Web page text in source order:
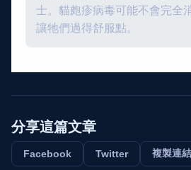
士。貓皰疹病毒可能不會完全
讓牠們過得舒服點。
分享這篇文章
Facebook Twitter 複製連結